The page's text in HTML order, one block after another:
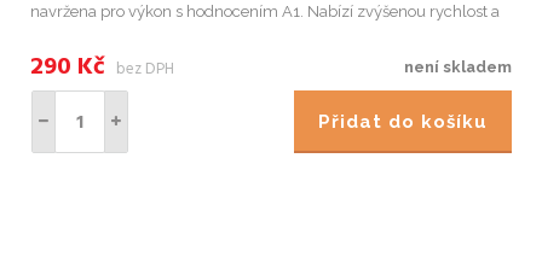
navržena pro výkon s hodnocením A1. Nabízí zvýšenou rychlost a
není skladem
290 Kč bez DPH
Přidat do košíku